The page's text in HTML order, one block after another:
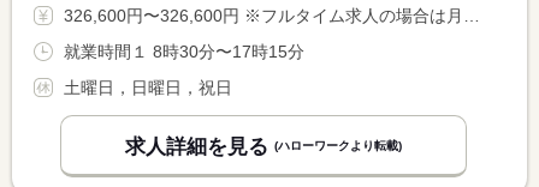
326,600円〜326,600円 ※フルタイム求人の場合は月額（換算額）、パート求人の場合は時間額を表示しています。
就業時間１ 8時30分〜17時15分
土曜日，日曜日，祝日
求人詳細を見る (ハローワークより転載)